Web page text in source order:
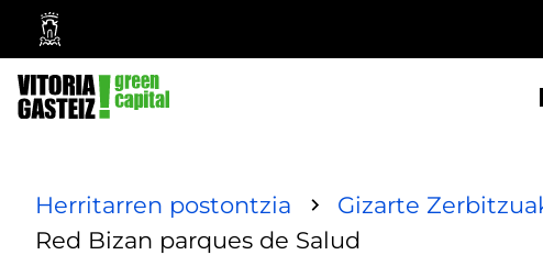
Vitoria-
Gasteizko
Udala
Herritarren postontzia Gizarte
Red Bizan parques de Salud